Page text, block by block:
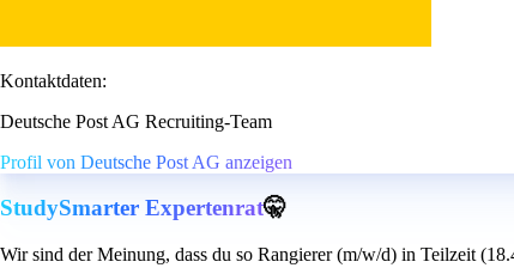
Kontaktdaten:
Deutsche Post AG Recruiting-Team
Profil von Deutsche Post AG anzeigen
StudySmarter Expertenrat🤫
Wir sind der Meinung, dass du so Rangierer (m/w/d) in Teilzeit